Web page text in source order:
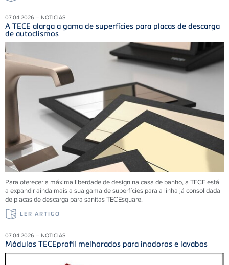
07.04.2026 – NOTICIAS
A TECE alarga a gama de superfícies para placas de descarga
de autoclismos
Para oferecer a máxima liberdade de design na casa de banho, a TECE está
a expandir ainda mais a sua gama de superfícies para a linha já consolidada
de placas de descarga para sanitas TECEsquare.
LER ARTIGO
07.04.2026 – NOTICIAS
Módulos TECEprofil melhorados para inodoros e lavabos